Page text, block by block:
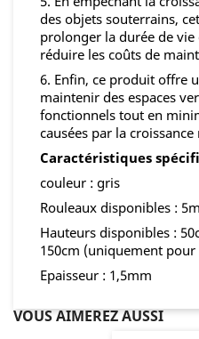
des objets souterrains,
prolonger la durée de
réduire les coûts de
6. Enfin, ce produit offre
maintenir des espaces
fonctionnels tout en
causées par la croissance
Caractéristiques
couleur : gris
Rouleaux disponibles :
Hauteurs disponibles :
150cm (uniquement
Epaisseur : 1,5mm
VOUS AIMEREZ AUSSI